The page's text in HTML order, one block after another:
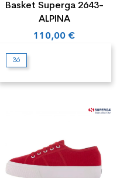
Basket Superga 2643-
ALPINA
110,00 €
36